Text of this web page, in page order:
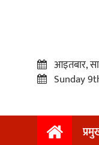
आइतबार,
Sunday